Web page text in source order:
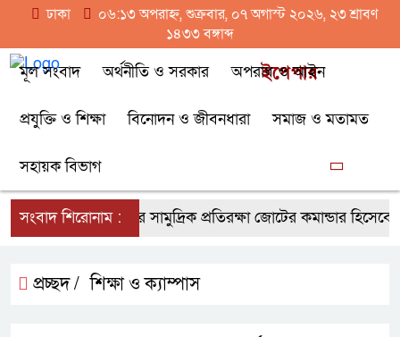
ঢাকা
০৬:১৩ অপরাহ্ন, শুক্রবার, ০৭ অগাস্ট ২০২৬, ২৩ শ্রাবণ
১৪৩৩ বঙ্গাব্দ
মূল সংবাদ অর্থনীতি ও সরকার অপরাধ ও আইন
প্রযুক্তি ও শিক্ষা বিনোদন ও জীবনধারা সমাজ ও মতামত
সহায়ক বিভাগ
ইপেপার
সংবাদ শিরোনাম :
১৪ দেশের সামুদ্রিক প্রতিরক্ষা জোটের কমান্ডার হিসেবে
প্রচ্ছদ / শিক্ষা ও ক্যাম্পাস